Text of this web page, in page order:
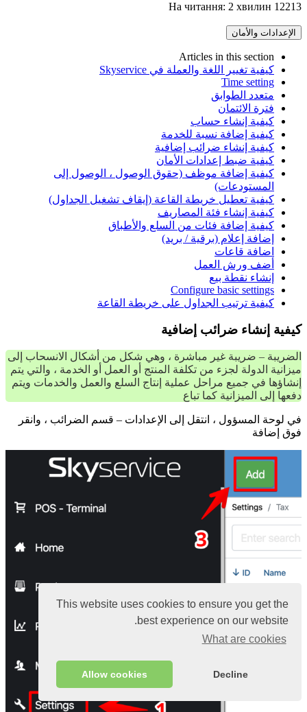
This website uses cookies to ensure you get the
best experience on our website.
What are cookies
Decline
Allow cookies
12213 На читання: 2 хвилин
الإعدادات والأمان
Articles in this section
كيفية تغيير اللغة والعملة في Skyservice
Time setting
متعدد الطوابق
فترة الائتمان
كيفية إنشاء حساب
كيفية إضافة نسبة للخدمة
كيفية إنشاء ضرائب إضافية
كيفية ضبط إعدادات الأمان
كيفية إضافة موظف (حقوق الوصول ، الوصول إلى
المستودعات)
كيفية تعطيل خريطة القاعة (إيقاف تشغيل الجداول)
كيفية إنشاء فئة المصاريف
كيفية إضافة فئات من السلع والأطباق
إضافة إعلام (برقية / بريد)
اضافة قاعات
أضف ورش العمل
إنشاء نقطة بيع
Configure basic settings
كيفية ترتيب الجداول على خريطة القاعة
كيفية إنشاء ضرائب إضافية
الضريبة – ضريبة غير مباشرة ، وهي شكل من أشكال الانسحاب إلى
ميزانية الدولة لجزء من تكلفة المنتج أو العمل أو الخدمة ، والتي يتم
إنشاؤها في جميع مراحل عملية إنتاج السلع والعمل والخدمات ويتم
دفعها إلى الميزانية كما تباع
في لوحة المسؤول ، انتقل إلى الإعدادات – قسم الضرائب ، وانقر
فوق إضافة